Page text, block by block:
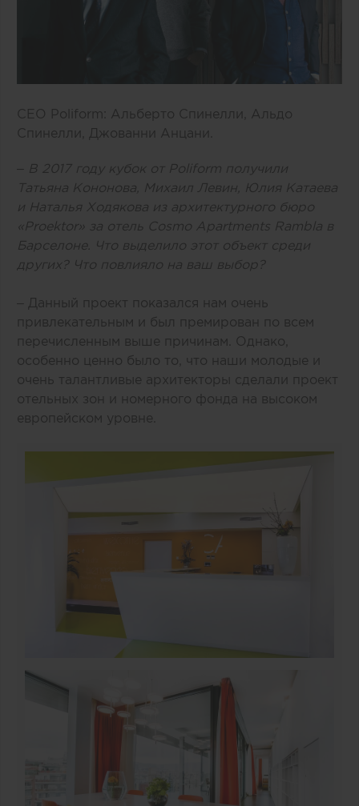
CEO Poliform: Альберто Спинелли, Альдо
Спинелли, Джованни Анцани.
– В 2017 году кубок от Poliform получили
Татьяна Кононова, Михаил Левин, Юлия Катаева
и Наталья Ходякова из архитектурного бюро
«Proektor» за отель Cosmo Apartments Rambla в
Барселоне. Что выделило этот объект среди
других? Что повлияло на ваш выбор?
– Данный проект показался нам очень
привлекательным и был премирован по всем
перечисленным выше причинам. Однако,
особенно ценно было то, что наши молодые и
очень талантливые архитекторы сделали проект
отельных зон и номерного фонда на высоком
европейском уровне.